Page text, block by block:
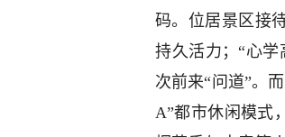
码。位居景区接
持久活力；“心
次前来“问道”。
A”都市休闲模式